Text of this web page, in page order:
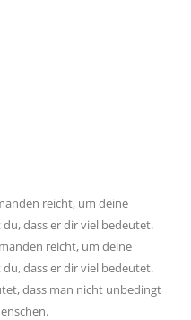
reicht, um deine
dass er dir viel bedeutet.
reicht, um deine
dass er dir viel bedeutet.
dass man nicht unbedingt